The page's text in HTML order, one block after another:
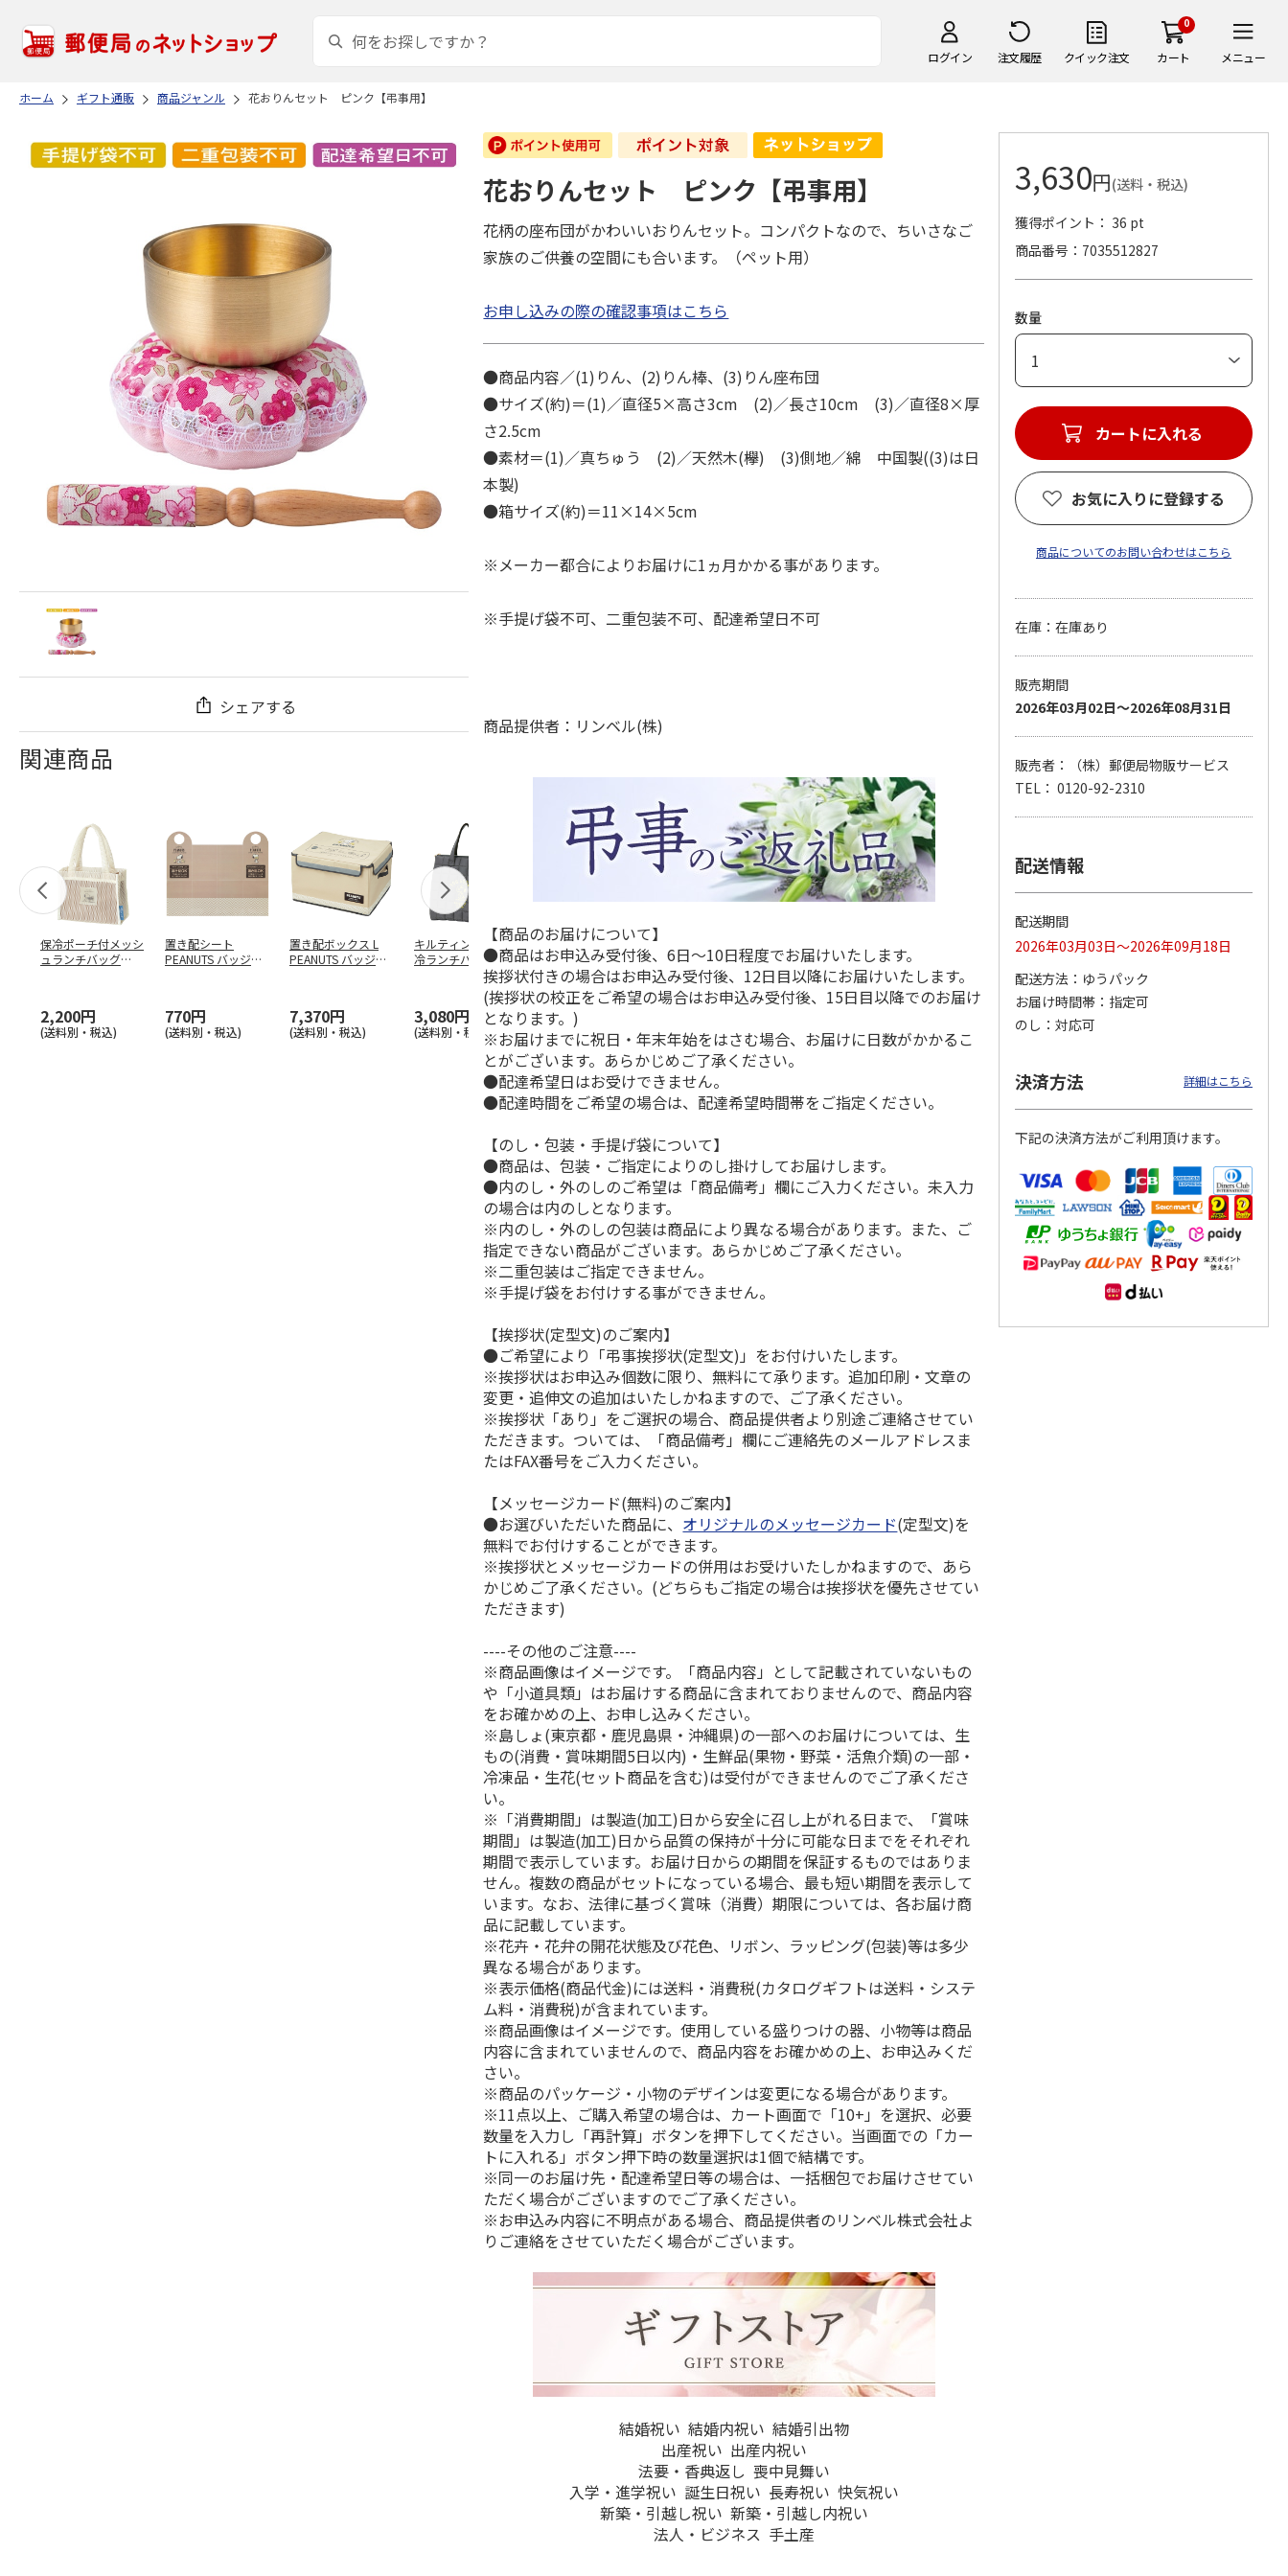
ログイン 注文履歴 クイック注文
0
カート メニュー
ホーム ギフト通販 商品ジャンル 花おりんセット ピンク【弔事用】
シェアする
関連商品
保冷ポーチ付メッシ
ュランチバッグ
2,200円
(送料別・税込)
置き配シート
PEANUTS バッジ
770円
(送料別・税込)
置き配ボックス L
PEANUTS バッジ
7,370円
(送料別・税込)
キルティング生地保
冷ランチバッグ
PEANUTS GOOD…
3,080円
(送料別・税込)
創作提灯 ひなげし
【弔事用】
18,500円
(送料・税込)
（MUI）
(送料別・税込)
ュランチバッグ
SNOOPY クッキー
…
(送料別・税込)
4.0（1）
(送料・税込)
保冷ポーチ付メッシ
PEANUTS バッジ…
3,080円
(送料別・税込)
かすみほのか（１
花おりんセット ピンク【弔事用】
花柄の座布団がかわいいおりんセット。コンパクトなので、ちいさなご
家族のご供養の空間にも合います。（ペット用）
お申し込みの際の確認事項はこちら
●商品内容／(1)りん、(2)りん棒、(3)りん座布団
●サイズ(約)＝(1)／直径5×高さ3cm (2)／長さ10cm (3)／直径8×厚
さ2.5cm
●素材＝(1)／真ちゅう (2)／天然木(欅) (3)側地／綿 中国製((3)は日
本製)
●箱サイズ(約)＝11×14×5cm
※メーカー都合によりお届けに1ヵ月かかる事があります。
※手提げ袋不可、二重包装不可、配達希望日不可
商品提供者：リンベル(株)
【商品のお届けについて】
●商品はお申込み受付後、6日～10日程度でお届けいたします。
挨拶状付きの場合はお申込み受付後、12日目以降にお届けいたします。
(挨拶状の校正をご希望の場合はお申込み受付後、15日目以降でのお届け
となります。)
※お届けまでに祝日・年末年始をはさむ場合、お届けに日数がかかるこ
とがございます。あらかじめご了承ください。
●配達希望日はお受けできません。
●配達時間をご希望の場合は、配達希望時間帯をご指定ください。
【のし・包装・手提げ袋について】
●商品は、包装・ご指定によりのし掛けしてお届けします。
●内のし・外のしのご希望は「商品備考」欄にご入力ください。未入力
の場合は内のしとなります。
※内のし・外のしの包装は商品により異なる場合があります。また、ご
指定できない商品がございます。あらかじめご了承ください。
※二重包装はご指定できません。
※手提げ袋をお付けする事ができません。
【挨拶状(定型文)のご案内】
●ご希望により「弔事挨拶状(定型文)」をお付けいたします。
※挨拶状はお申込み個数に限り、無料にて承ります。追加印刷・文章の
変更・追伸文の追加はいたしかねますので、ご了承ください。
※挨拶状「あり」をご選択の場合、商品提供者より別途ご連絡させてい
ただきます。ついては、「商品備考」欄にご連絡先のメールアドレスま
たはFAX番号をご入力ください。
【メッセージカード(無料)のご案内】
●お選びいただいた商品に、 オリジナルのメッセージカード(定型文)を
無料でお付けすることができます。
※挨拶状とメッセージカードの併用はお受けいたしかねますので、あら
かじめご了承ください。(どちらもご指定の場合は挨拶状を優先させてい
ただきます)
----その他のご注意----
※商品画像はイメージです。「商品内容」として記載されていないもの
や「小道具類」はお届けする商品に含まれておりませんので、商品内容
をお確かめの上、お申し込みください。
※島しょ(東京都・鹿児島県・沖縄県)の一部へのお届けについては、生
もの(消費・賞味期間5日以内)・生鮮品(果物・野菜・活魚介類)の一部・
冷凍品・生花(セット商品を含む)は受付ができませんのでご了承くださ
い。
※「消費期間」は製造(加工)日から安全に召し上がれる日まで、「賞味
期間」は製造(加工)日から品質の保持が十分に可能な日までをそれぞれ
期間で表示しています。お届け日からの期間を保証するものではありま
せん。複数の商品がセットになっている場合、最も短い期間を表示して
います。なお、法律に基づく賞味（消費）期限については、各お届け商
品に記載しています。
※花卉・花弁の開花状態及び花色、リボン、ラッピング(包装)等は多少
異なる場合があります。
※表示価格(商品代金)には送料・消費税(カタログギフトは送料・システ
ム料・消費税)が含まれています。
※商品画像はイメージです。使用している盛りつけの器、小物等は商品
内容に含まれていませんので、商品内容をお確かめの上、お申込みくだ
さい。
※商品のパッケージ・小物のデザインは変更になる場合があります。
※11点以上、ご購入希望の場合は、カート画面で「10+」を選択、必要
数量を入力し「再計算」ボタンを押下してください。当画面での「カー
トに入れる」ボタン押下時の数量選択は1個で結構です。
※同一のお届け先・配達希望日等の場合は、一括梱包でお届けさせてい
ただく場合がございますのでご了承ください。
※お申込み内容に不明点がある場合、商品提供者のリンベル株式会社よ
りご連絡をさせていただく場合がございます。
結婚祝い 結婚内祝い 結婚引出物
出産祝い 出産内祝い
法要・香典返し 喪中見舞い
入学・進学祝い 誕生日祝い 長寿祝い 快気祝い
新築・引越し祝い 新築・引越し内祝い
法人・ビジネス 手土産
3,630円(送料・税込)
獲得ポイント： 36 pt
商品番号
7035512827
数量
カートに入れる
お気に入りに登録する
商品についてのお問い合わせはこちら
在庫：在庫あり
販売期間
2026年03月02日～2026年08月31日
販売者：（株）郵便局物販サービス
TEL： 0120-92-2310
配送情報
配送期間
2026年03月03日～2026年09月18日
配送方法
ゆうパック
お届け時間帯
指定可
のし
対応可
決済方法 詳細はこちら
下記の決済方法がご利用頂けます。